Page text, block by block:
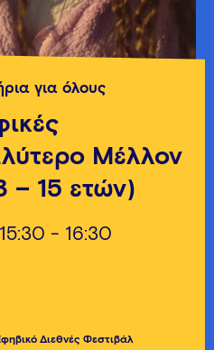
για όλους
Μέλλον
– 15 ετών)
- 16:30
Διεθνές Φεστιβάλ